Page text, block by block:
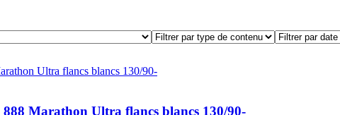
Marathon Ultra flancs blancs 130/90-